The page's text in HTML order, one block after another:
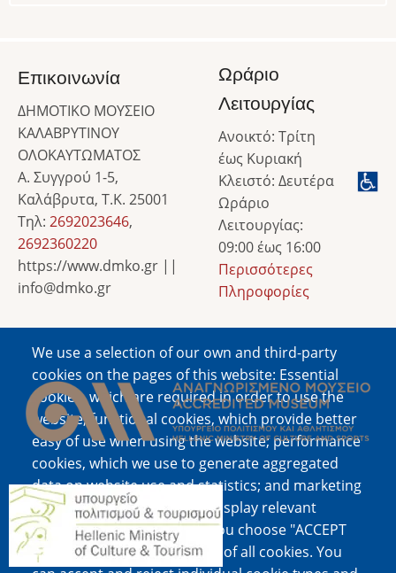
We use a selection of our own and third-party
cookies on the pages of this website: Essential
cookies, which are required in order to use the
website; functional cookies, which provide better
easy of use when using the website; performance
cookies, which we use to generate aggregated
data on website use and statistics; and marketing
cookies, which are used to display relevant
content and advertising. If you choose "ACCEPT
ALL", you consent to the use of all cookies. You
Επικοινωνία
ΔΗΜΟΤΙΚΟ ΜΟΥΣΕΙΟ
ΚΑΛΑΒΡΥΤΙΝΟΥ
ΟΛΟΚΑΥΤΩΜΑΤΟΣ
Α. Συγγρού 1-5,
Καλάβρυτα, Τ.Κ. 25001
Τηλ: 2692023646,
2692360220
https://www.dmko.gr ||
info@dmko.gr
Ωράριο
Λειτουργίας
Ανοικτό: Τρίτη
έως Κυριακή
Κλειστό: Δευτέρα
Ωράριο
Λειτουργίας:
09:00 έως 16:00
Περισσότερες
Πληροφορίες
Image
Image